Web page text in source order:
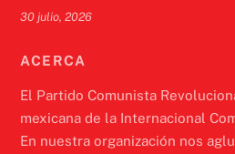
30 julio, 2026
ACERCA
El Partido Comunista
mexicana de la Internacional
En nuestra organización nos